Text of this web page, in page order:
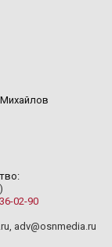
02-90
, adv@osnmedia.ru